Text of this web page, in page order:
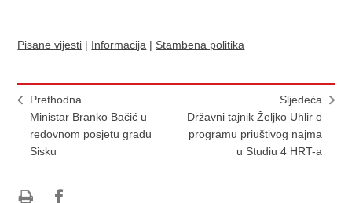
Pisane vijesti | Informacija | Stambena politika
Prethodna
Ministar Branko Bačić u
redovnom posjetu gradu
Sisku
Sljedeća
Državni tajnik Željko Uhlir o
programu priuštivog najma
u Studiu 4 HRT-a